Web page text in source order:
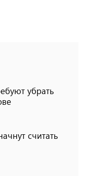
убрать
считать